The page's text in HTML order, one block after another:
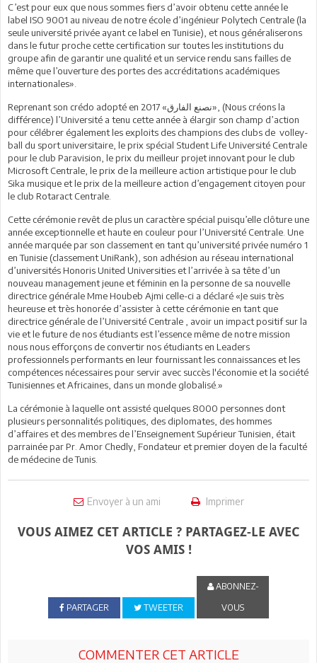
C’est pour eux que nous sommes fiers d’avoir obtenu cette année le
label ISO 9001 au niveau de notre école d’ingénieur Polytech Centrale (la
seule université privée ayant ce label en Tunisie), et nous généraliserons
dans le futur proche cette certification sur toutes les institutions du
groupe afin de garantir une qualité et un service rendu sans failles de
même que l’ouverture des portes des accréditations académiques
internationales».
Reprenant son crédo adopté en 2017 «نصنع الفارق», (Nous créons la
différence) l’Université a tenu cette année à élargir son champ d’action
pour célébrer également les exploits des champions des clubs de volley-
ball du sport universitaire, le prix spécial Student Life Université Centrale
pour le club Paravision, le prix du meilleur projet innovant pour le club
Microsoft Centrale, le prix de la meilleure action artistique pour le club
Sika musique et le prix de la meilleure action d’engagement citoyen pour
le club Rotaract Centrale.
Cette cérémonie revêt de plus un caractère spécial puisqu’elle clôture une
année exceptionnelle et haute en couleur pour l’Université Centrale. Une
année marquée par son classement en tant qu’université privée numéro 1
en Tunisie (classement UniRank), son adhésion au réseau international
d’universités Honoris United Universities et l’arrivée à sa tête d’un
nouveau management jeune et féminin en la personne de sa nouvelle
directrice générale Mme Houbeb Ajmi celle-ci a déclaré «Je suis très
heureuse et très honorée d’assister à cette cérémonie en tant que
directrice générale de l’Université Centrale , avoir un impact positif sur la
vie et le future de nos étudiants est l’essence même de notre mission
nous nous efforçons de convertir nos étudiants en Leaders
professionnels performants en leur fournissant les connaissances et les
compétences nécessaires pour servir avec succès l'économie et la société
Tunisiennes et Africaines, dans un monde globalisé.»
La cérémonie à laquelle ont assisté quelques 8000 personnes dont
plusieurs personnalités politiques, des diplomates, des hommes
d’affaires et des membres de l’Enseignement Supérieur Tunisien, était
parrainée par Pr. Amor Chedly, Fondateur et premier doyen de la faculté
de médecine de Tunis.
Envoyer à un ami Imprimer
VOUS AIMEZ CET ARTICLE ? PARTAGEZ-LE AVEC
VOS AMIS !
PARTAGER TWEETER
ABONNEZ-
VOUS
COMMENTER CET ARTICLE